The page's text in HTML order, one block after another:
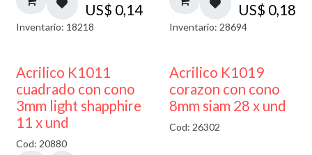
US$ 0,14
Inventario: 18218
US$ 0,18
Inventario: 28694
50% DESCUENTO
Acrilico K1011
cuadrado con cono
3mm light shapphire
11 x und
Cod: 20880
Acrilico K1019
corazon con cono
8mm siam 28 x und
Cod: 26302